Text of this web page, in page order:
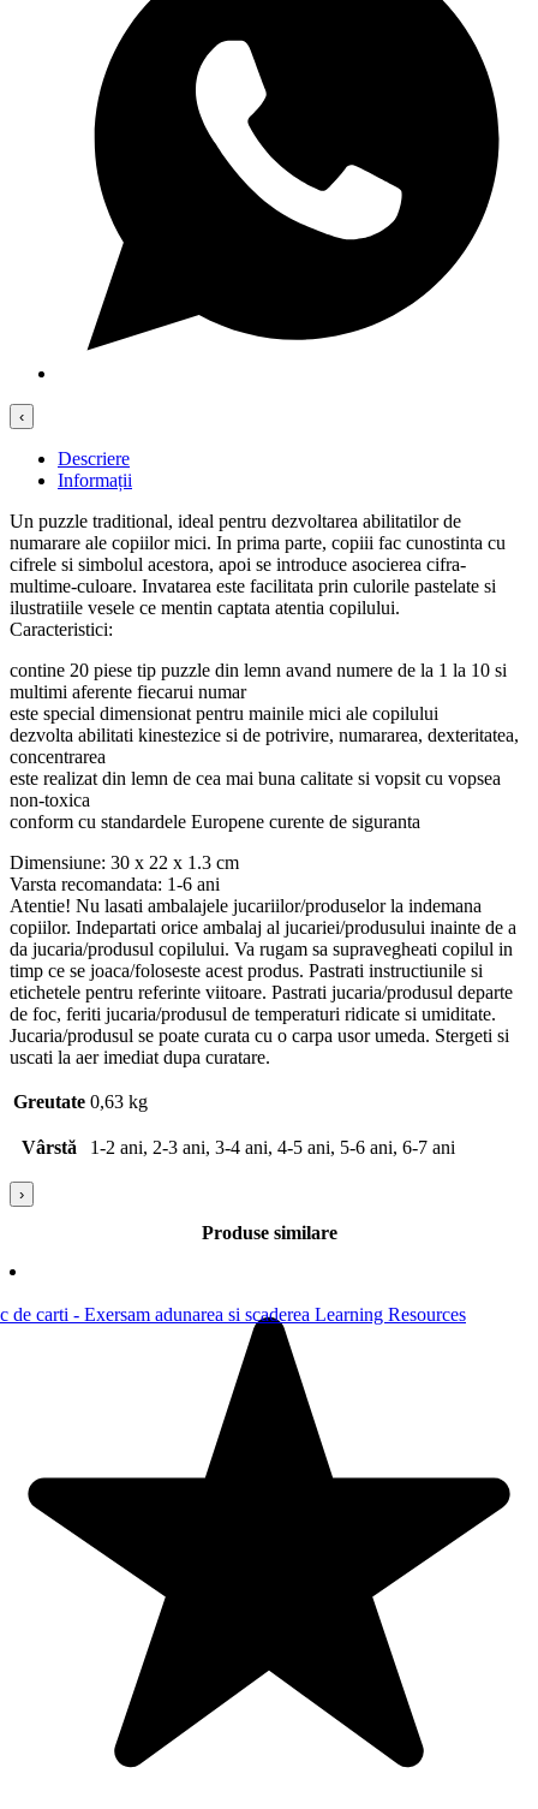
‹
Descriere
Informații
Un puzzle traditional, ideal pentru dezvoltarea abilitatilor de
numarare ale copiilor mici. In prima parte, copiii fac cunostinta cu
cifrele si simbolul acestora, apoi se introduce asocierea cifra-
multime-culoare. Invatarea este facilitata prin culorile pastelate si
ilustratiile vesele ce mentin captata atentia copilului.
Caracteristici:
contine 20 piese tip puzzle din lemn avand numere de la 1 la 10 si
multimi aferente fiecarui numar
este special dimensionat pentru mainile mici ale copilului
dezvolta abilitati kinestezice si de potrivire, numararea, dexteritatea,
concentrarea
este realizat din lemn de cea mai buna calitate si vopsit cu vopsea
non-toxica
conform cu standardele Europene curente de siguranta
Dimensiune: 30 x 22 x 1.3 cm
Varsta recomandata: 1-6 ani
Atentie! Nu lasati ambalajele jucariilor/produselor la indemana
copiilor. Indepartati orice ambalaj al jucariei/produsului inainte de a
da jucaria/produsul copilului. Va rugam sa supravegheati copilul in
timp ce se joaca/foloseste acest produs. Pastrati instructiunile si
etichetele pentru referinte viitoare. Pastrati jucaria/produsul departe
de foc, feriti jucaria/produsul de temperaturi ridicate si umiditate.
Jucaria/produsul se poate curata cu o carpa usor umeda. Stergeti si
uscati la aer imediat dupa curatare.
Greutate 0,63 kg
Vârstă 1-2 ani, 2-3 ani, 3-4 ani, 4-5 ani, 5-6 ani, 6-7 ani
›
Produse similare